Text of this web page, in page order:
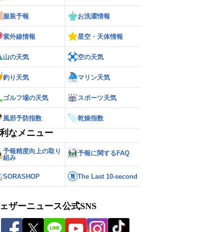
服装予報 お洗濯情報
紫外線情報 星空・天体情報
山の天気 空の天気
釣り天気 マリン天気
ゴルフ場の天気 スポーツ天気
風邪予防指数 乾燥指数
なメニュー
予報精度向上の取り
組み
予報に関するFAQ
SORASHOP The Last 10-second
ザーニュース公式SNS